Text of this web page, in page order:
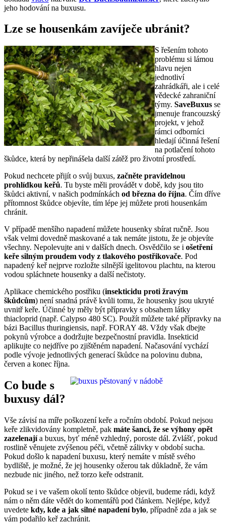
jeho hodování na buxusu.
Lze se housenkám zavíječe ubránit?
S řešením tohoto
problému si lámou
hlavu nejen
jednotliví
zahrádkáři, ale i celé
vědecké zahraniční
týmy. SaveBuxus se
jmenuje francouzský
projekt, v jehož
rámci odborníci
hledají účinná řešení
na potlačení tohoto
škůdce, která by nepřinášela další zátěž pro životní prostředí.
Pokud nechcete přijít o svůj buxus, začněte pravidelnou
prohlídkou keřů. Tu byste měli provádět v době, kdy jsou tito
škůdci aktivní, v našich podmínkách od března do října. Čím dříve
přítomnost škůdce objevíte, tím lépe jej můžete proti housenkám
chránit.
V případě menšího napadení můžete housenky sbírat ručně. Jsou
však velmi dovedně maskované a tak nemáte jistotu, že je objevíte
všechny. Nepolevujte ani v dalších dnech. Osvědčilo se i ošetření
keře silným proudem vody z tlakového postřikovače. Pod
napadený keř nejprve rozložte silnější igelitovou plachtu, na kterou
vodou spláchnete housenky a další nečistoty.
Aplikace chemického postřiku (insekticidu proti žravým
škůdcům) není snadná právě kvůli tomu, že housenky jsou ukryté
uvnitř keře. Účinné by měly být přípravky s obsahem látky
thiacloprid (např. Calypso 480 SC). Použít můžete také přípravky na
bázi Bacillus thuringiensis, např. FORAY 48. Vždy však dbejte
pokynů výrobce a dodržujte bezpečnostní pravidla. Insekticid
aplikujte co nejdříve po zjištěném napadení. Načasování vychází
podle vývoje jednotlivých generací škůdce na polovinu dubna,
červen a konec října.
Co bude s
buxusy dál?
Vše závisí na míře poškození keře a ročním období. Pokud nejsou
keře zlikvidovány kompletně, pak máte šanci, že se výhony opět
zazelenajía buxus, byť méně vzhledný, poroste dál. Zvlášť, pokud
rostlině věnujete zvýšenou péči, včetně zálivky v období sucha.
Pokud došlo k napadení buxusu, který nemáte v místě svého
bydliště, je možné, že jej housenky ožerou tak důkladně, že vám
nezbude nic jiného, než torzo keře odstranit.
Pokud se i ve vašem okolí tento škůdce objevil, budeme rádi, když
nám o něm dáte vědět do komentářů pod článkem. Nejlépe, když
uvedete kdy, kde a jak silné napadení bylo, případně zda a jak se
vám podařilo keř zachránit.